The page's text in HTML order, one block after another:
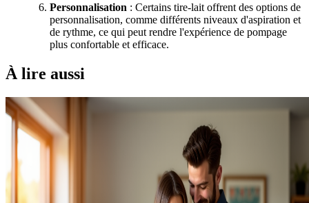
Personnalisation : Certains tire-lait offrent des options de
personnalisation, comme différents niveaux d'aspiration et
de rythme, ce qui peut rendre l'expérience de pompage
plus confortable et efficace.
À lire aussi